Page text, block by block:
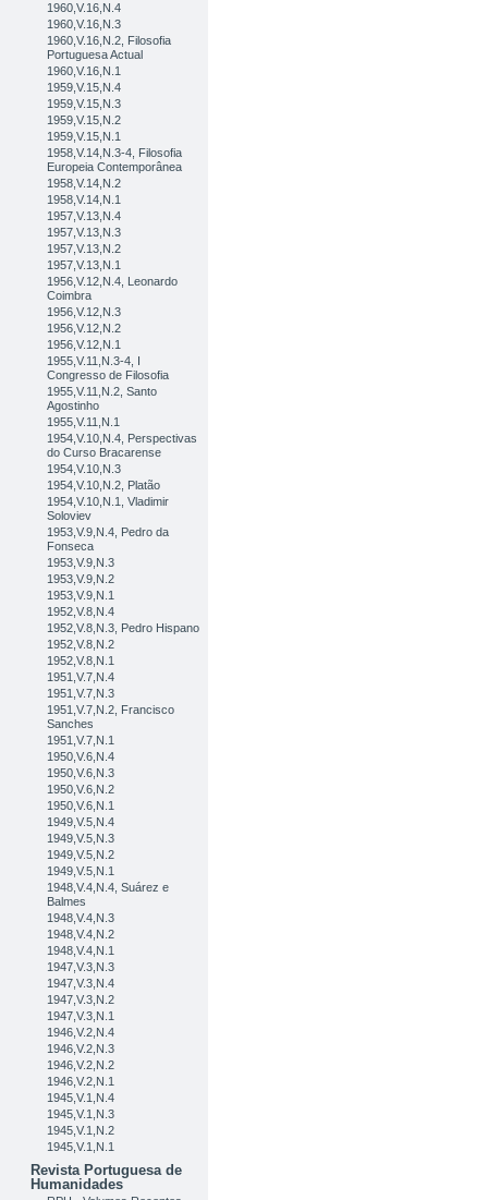
1960,V.16,N.4
1960,V.16,N.3
1960,V.16,N.2, Filosofia
Portuguesa Actual
1960,V.16,N.1
1959,V.15,N.4
1959,V.15,N.3
1959,V.15,N.2
1959,V.15,N.1
1958,V.14,N.3-4, Filosofia
Europeia Contemporânea
1958,V.14,N.2
1958,V.14,N.1
1957,V.13,N.4
1957,V.13,N.3
1957,V.13,N.2
1957,V.13,N.1
1956,V.12,N.4, Leonardo
Coimbra
1956,V.12,N.3
1956,V.12,N.2
1956,V.12,N.1
1955,V.11,N.3-4, I
Congresso de Filosofia
1955,V.11,N.2, Santo
Agostinho
1955,V.11,N.1
1954,V.10,N.4, Perspectivas
do Curso Bracarense
1954,V.10,N.3
1954,V.10,N.2, Platão
1954,V.10,N.1, Vladimir
Soloviev
1953,V.9,N.4, Pedro da
Fonseca
1953,V.9,N.3
1953,V.9,N.2
1953,V.9,N.1
1952,V.8,N.4
1952,V.8,N.3, Pedro Hispano
1952,V.8,N.2
1952,V.8,N.1
1951,V.7,N.4
1951,V.7,N.3
1951,V.7,N.2, Francisco
Sanches
1951,V.7,N.1
1950,V.6,N.4
1950,V.6,N.3
1950,V.6,N.2
1950,V.6,N.1
1949,V.5,N.4
1949,V.5,N.3
1949,V.5,N.2
1949,V.5,N.1
1948,V.4,N.4, Suárez e
Balmes
1948,V.4,N.3
1948,V.4,N.2
1948,V.4,N.1
1947,V.3,N.3
1947,V.3,N.4
1947,V.3,N.2
1947,V.3,N.1
1946,V.2,N.4
1946,V.2,N.3
1946,V.2,N.2
1946,V.2,N.1
1945,V.1,N.4
1945,V.1,N.3
1945,V.1,N.2
1945,V.1,N.1
Revista Portuguesa de
Humanidades